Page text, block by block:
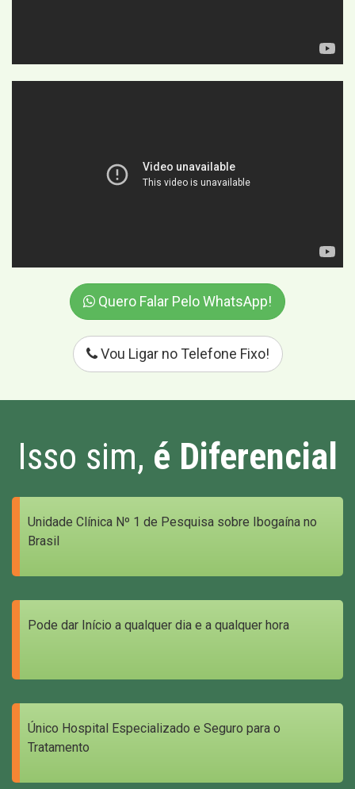
Quero Falar Pelo WhatsApp!
Vou Ligar no Telefone Fixo!
Isso sim, é Diferencial
Unidade Clínica Nº 1 de Pesquisa sobre Ibogaína no
Brasil
Pode dar Início a qualquer dia e a qualquer hora
Único Hospital Especializado e Seguro para o
Tratamento